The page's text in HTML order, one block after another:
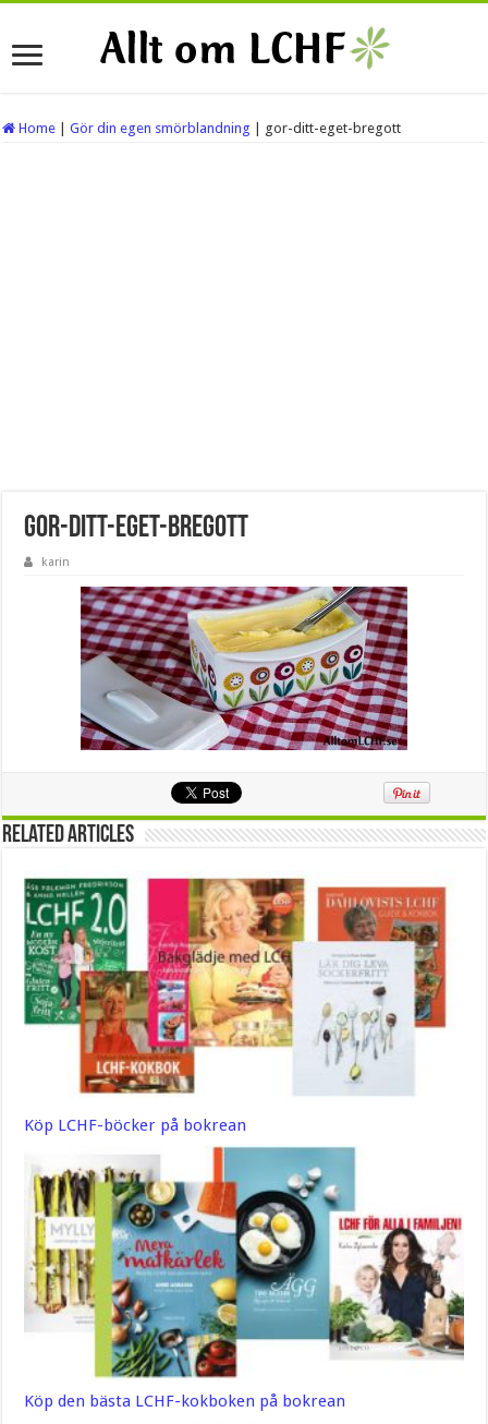
Home Gör din egen smörblandning gor-ditt-eget-bregott
gor-ditt-eget-bregott
karin
Related Articles
Köp LCHF-böcker på bokrean
Köp den bästa LCHF-kokboken på bokrean